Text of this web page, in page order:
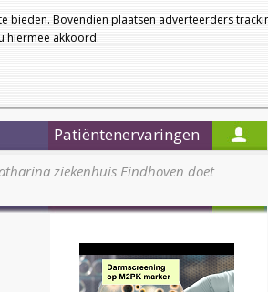
bieden. Bovendien plaatsen adverteerders
hiermee akkoord.
a
a
Nieuwsbrief
Startpagina
Patiëntenervaringen
ziekenhuis Eindhoven doet